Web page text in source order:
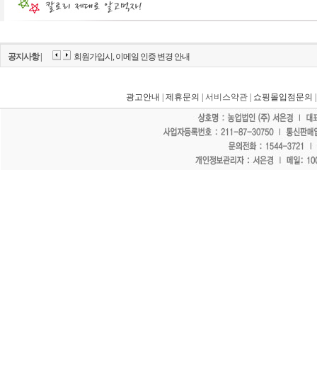
공지사항 | 회원가입시, 이메일 인증 변경 안내
광고안내 제휴문의 | 서비스약관 | 쇼핑몰입점문의
"홈페이지 모든 게시물에